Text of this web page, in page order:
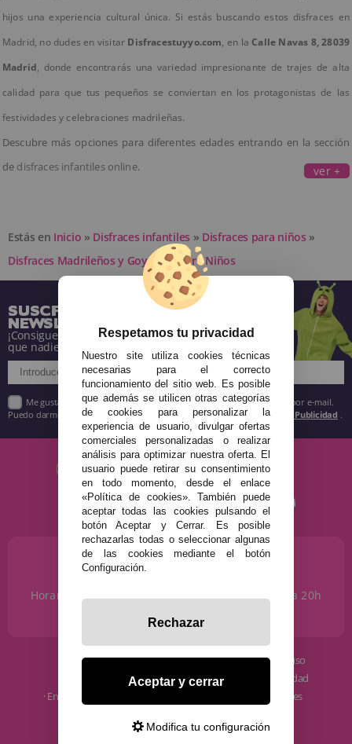
hijos una experiencia cultural única. Si estás buscando estos disfraces en
Madrid, no dudes en visitar Disfracestuyyo.com, en la Calle Navas 8, 28039
Madrid, donde encontrarás una variedad impresionante de trajes de alta
calidad para que tus pequeños se conviertan en los protagonistas de las
festividades y celebraciones madrileñas.
Descubre más opciones para diferentes edades entrando en la sección
de disfraces infantiles online. ver +
Estás en Inicio » Disfraces infantiles » Disfraces para niños »
Disfraces Madrileños y Goyescos para Niños
SUSCRÍBETE A NUESTRA
NEWSLETTER
¡Consigue descuentos y entérate de todo antes
que nadie!
Me gustaría recibir descuentos exclusivos, novedades y tendencias por e-mail.
Puedo darme de baja cuando quiera según lo recogido en la Política de Publicidad .
¿NECESITAS AYUDA?
Horario de Lunes a Sábados de 10 a 14h y de 17 a 20h
info@disfracestuyyo.com
· Quiénes somos
· Envíos y Devoluciones
· Condiciones de uso
· Política de privacidad
· Política de cookies
Respetamos tu privacidad
Nuestro site utiliza cookies técnicas
necesarias para el correcto
funcionamiento del sitio web. Es posible
que además se utilicen otras categorías
de cookies para personalizar la
experiencia de usuario, divulgar ofertas
comerciales personalizadas o realizar
análisis para optimizar nuestra oferta. El
usuario puede retirar su consentimiento
en todo momento, desde el enlace
«Política de cookies». También puede
aceptar todas las cookies pulsando el
botón Aceptar y Cerrar. Es posible
rechazarlas todas o seleccionar algunas
de las cookies mediante el botón
Configuración.
Rechazar
Aceptar y cerrar
Modifica tu configuración